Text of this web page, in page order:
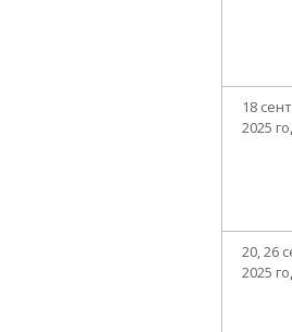
18
2025
20, 26
2025